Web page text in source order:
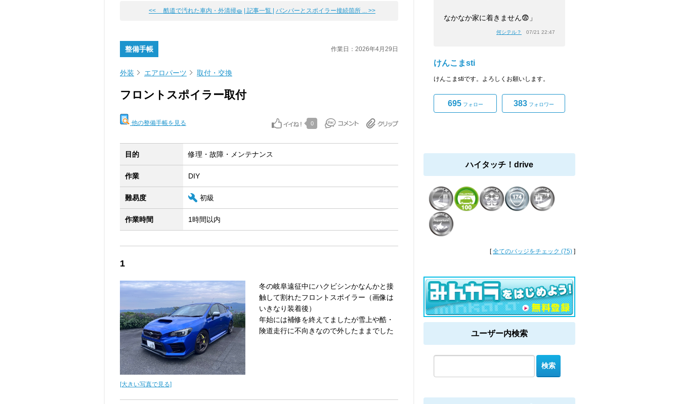
<< 酷道で汚れた車内・外清掃🧽 | 記事一覧 | バンパーとスポイラー接続箇所 ... >>
整備手帳 作業日：2026年4月29日
外装 エアロパーツ 取付・交換
フロントスポイラー取付
他の整備手帳を見る 0
目的 修理・故障・メンテナンス
作業 DIY
難易度 初級
作業時間 1時間以内
1
[大きい写真で見る]
冬の岐阜遠征中にハクビシンかなんかと接
触して割れたフロントスポイラー（画像は
いきなり装着後）
年始には補修を終えてましたが雪上や酷・
険道走行に不向きなので外したままでした
なかなか家に着きません😨」
何シテル？ 07/21 22:47
けんこまsti
けんこまstiです。よろしくお願いします。
695フォロー 383フォロワー
ハイタッチ！drive
[全てのバッジをチェック (75) ]
ユーザー内検索